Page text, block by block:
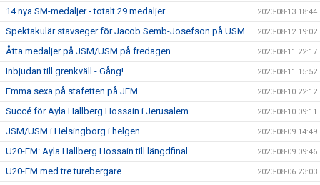
14 nya SM-medaljer - totalt 29 medaljer 2023-08-13 18:44
Spektakulär stavseger för Jacob Semb-Josefson på USM 2023-08-12 19:02
Åtta medaljer på JSM/USM på fredagen 2023-08-11 22:17
Inbjudan till grenkväll - Gång! 2023-08-11 15:52
Emma sexa på stafetten på JEM 2023-08-10 22:12
Succé för Ayla Hallberg Hossain i Jerusalem 2023-08-10 09:11
JSM/USM i Helsingborg i helgen 2023-08-09 14:49
U20-EM: Ayla Hallberg Hossain till längdfinal 2023-08-09 09:46
U20-EM med tre turebergare 2023-08-06 23:03